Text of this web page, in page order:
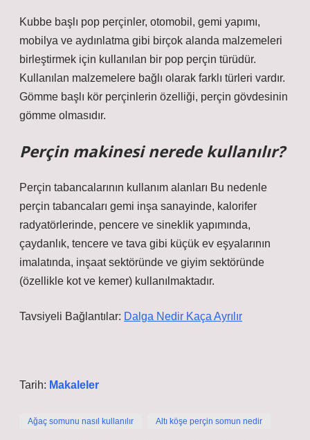
Kubbe başlı pop perçinler, otomobil, gemi yapımı,
mobilya ve aydınlatma gibi birçok alanda malzemeleri
birleştirmek için kullanılan bir pop perçin türüdür.
Kullanılan malzemelere bağlı olarak farklı türleri vardır.
Gömme başlı kör perçinlerin özelliği, perçin gövdesinin
gömme olmasıdır.
Perçin makinesi nerede kullanılır?
Perçin tabancalarının kullanım alanları Bu nedenle
perçin tabancaları gemi inşa sanayinde, kalorifer
radyatörlerinde, pencere ve sineklik yapımında,
çaydanlık, tencere ve tava gibi küçük ev eşyalarının
imalatında, inşaat sektöründe ve giyim sektöründe
(özellikle kot ve kemer) kullanılmaktadır.
Tavsiyeli Bağlantılar: Dalga Nedir Kaça Ayrılır
Tarih: Makaleler
Ağaç somunu nasıl kullanılır Altı köşe perçin somun nedir